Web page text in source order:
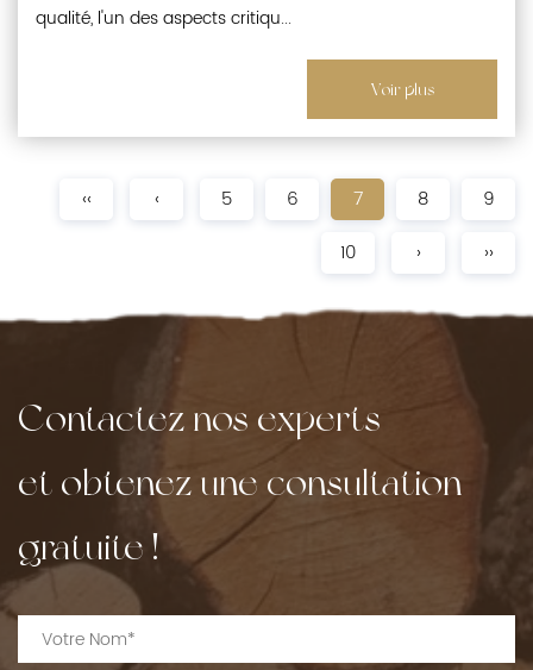
qualité, l'un des aspects critiqu...
Voir plus
‹‹ ‹ 5 6 7 8
9
10
› ››
Contactez nos experts
et obtenez une consultation
gratuite !